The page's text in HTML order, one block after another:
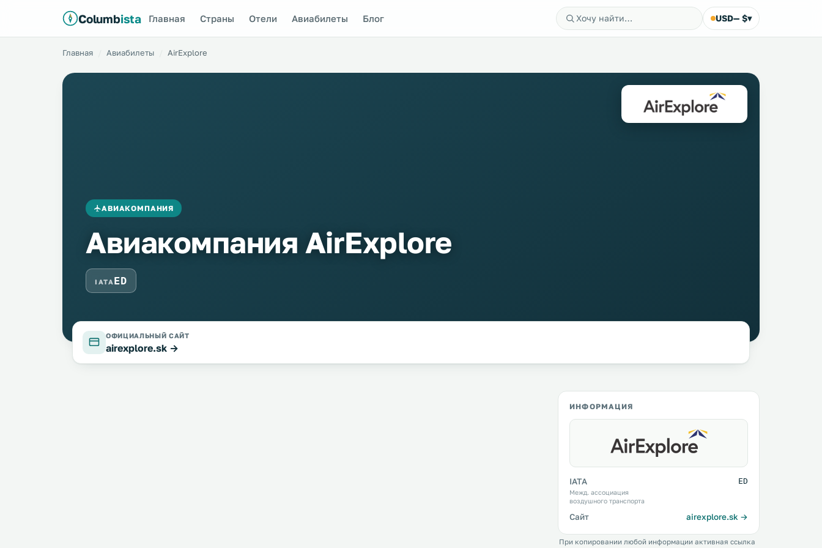
Columbista Главная Страны Отели Авиабилеты Блог USD— $▾
Главная Авиабилеты AirExplore
АВИАКОМПАНИЯ
Авиакомпания AirExplore
IATA ED
ОФИЦИАЛЬНЫЙ САЙТ
airexplore.sk →
ИНФОРМАЦИЯ
IATA
Межд. ассоциация
воздушного транспорта
ED
Сайт airexplore.sk →
При копировании любой информации активная ссылка